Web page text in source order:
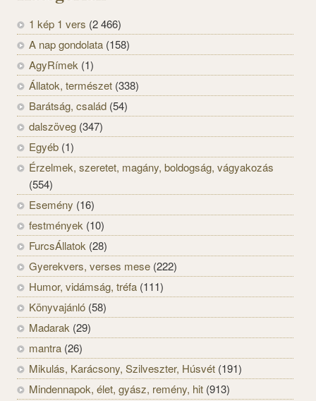
1 kép 1 vers (2 466)
A nap gondolata (158)
AgyRímek (1)
Állatok, természet (338)
Barátság, család (54)
dalszöveg (347)
Egyéb (1)
Érzelmek, szeretet, magány, boldogság, vágyakozás
(554)
Esemény (16)
festmények (10)
FurcsÁllatok (28)
Gyerekvers, verses mese (222)
Humor, vidámság, tréfa (111)
Könyvajánló (58)
Madarak (29)
mantra (26)
Mikulás, Karácsony, Szilveszter, Húsvét (191)
Mindennapok, élet, gyász, remény, hit (913)